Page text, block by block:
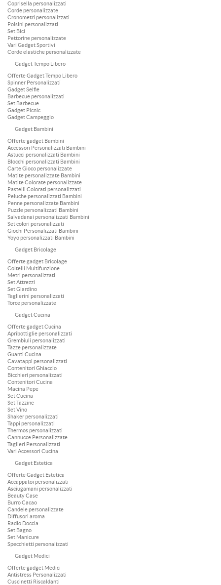
Coprisella personalizzati
Corde personalizzate
Cronometri personalizzati
Polsini personalizzati
Set Bici
Pettorine personalizzate
Vari Gadget Sportivi
Corde elastiche personalizzate
Gadget Tempo Libero
Offerte Gadget Tempo Libero
Spinner Personalizzati
Gadget Selfie
Barbecue personalizzati
Set Barbecue
Gadget Picnic
Gadget Campeggio
Gadget Bambini
Offerte gadget Bambini
Accessori Personalizzati Bambini
Astucci personalizzati Bambini
Blocchi personalizzati Bambini
Carte Gioco personalizzate
Matite personalizzate Bambini
Matite Colorate personalizzate
Pastelli Colorati personalizzati
Peluche personalizzati Bambini
Penne personalizzate Bambini
Puzzle personalizzati Bambini
Salvadanai personalizzati Bambini
Set colori personalizzati
Giochi Personalizzati Bambini
Yoyo personalizzati Bambini
Gadget Bricolage
Offerte gadget Bricolage
Coltelli Multifunzione
Metri personalizzati
Set Attrezzi
Set Giardino
Taglierini personalizzati
Torce personalizzate
Gadget Cucina
Offerte gadget Cucina
Apribottiglie personalizzati
Grembiuli personalizzati
Tazze personalizzate
Guanti Cucina
Cavatappi personalizzati
Contenitori Ghiaccio
Bicchieri personalizzati
Contenitori Cucina
Macina Pepe
Set Cucina
Set Tazzine
Set Vino
Shaker personalizzati
Tappi personalizzati
Thermos personalizzati
Cannucce Personalizzate
Taglieri Personalizzati
Vari Accessori Cucina
Gadget Estetica
Offerte Gadget Estetica
Accappatoi personalizzati
Asciugamani personalizzati
Beauty Case
Burro Cacao
Candele personalizzate
Diffusori aroma
Radio Doccia
Set Bagno
Set Manicure
Specchietti personalizzati
Gadget Medici
Offerte gadget Medici
Antistress Personalizzati
Cuscinetti Riscaldanti